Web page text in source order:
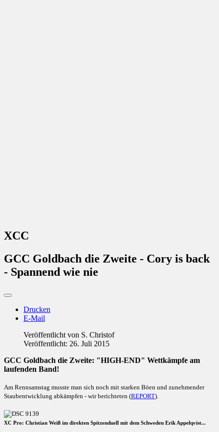
XCC
GCC Goldbach die Zweite - Cory is back
- Spannend wie nie
Drucken
E-Mail
Veröffentlicht von S. Christof
Veröffentlicht: 26. Juli 2015
GCC Goldbach die Zweite: "HIGH-END" Wettkämpfe am
laufenden Band!
Am Rennsamstag musste man sich noch mit starken Böen und zunehmender
Staubentwicklung abkämpfen - wir berichteten (REPORT).
XC Pro: Christian Weiß im direkten Spitzenduell mit dem Schweden Erik Appelqvist...